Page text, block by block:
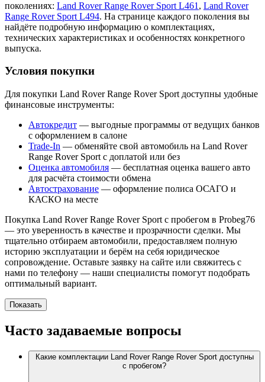
поколениях: Land Rover Range Rover Sport L461 , Land Rover
Range Rover Sport L494. На странице каждого поколения вы
найдёте подробную информацию о комплектациях,
технических характеристиках и особенностях конкретного
выпуска.
Условия покупки
Для покупки Land Rover Range Rover Sport доступны удобные
финансовые инструменты:
Автокредит — выгодные программы от ведущих банков
с оформлением в салоне
Trade-In — обменяйте свой автомобиль на Land Rover
Range Rover Sport с доплатой или без
Оценка автомобиля — бесплатная оценка вашего авто
для расчёта стоимости обмена
Автострахование — оформление полиса ОСАГО и
КАСКО на месте
Покупка Land Rover Range Rover Sport с пробегом в Probeg76
— это уверенность в качестве и прозрачности сделки. Мы
тщательно отбираем автомобили, предоставляем полную
историю эксплуатации и берём на себя юридическое
сопровождение. Оставьте заявку на сайте или свяжитесь с
нами по телефону — наши специалисты помогут подобрать
оптимальный вариант.
Показать
Часто задаваемые вопросы
Какие комплектации Land Rover Range Rover Sport доступны
с пробегом?